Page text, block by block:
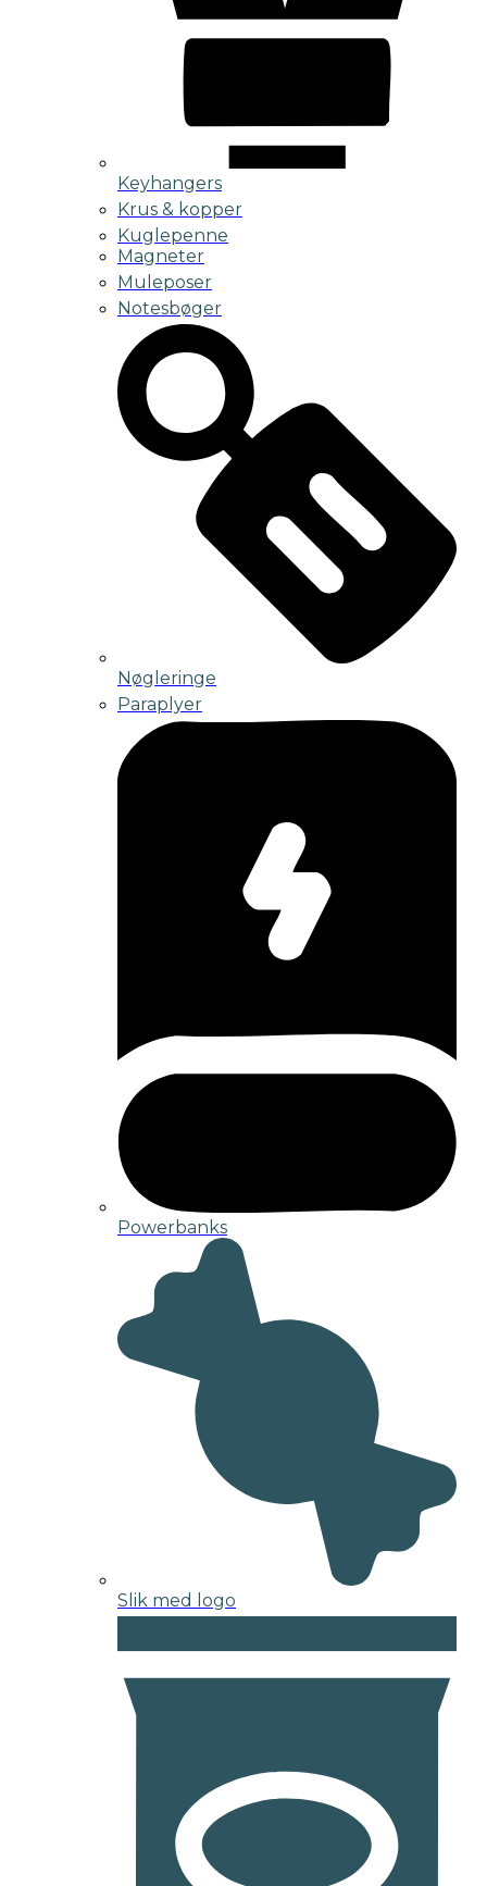
Keyhangers
Krus & kopper
Kuglepenne
Magneter
Muleposer
Notesbøger
Nøgleringe
Paraplyer
Powerbanks
Slik med logo